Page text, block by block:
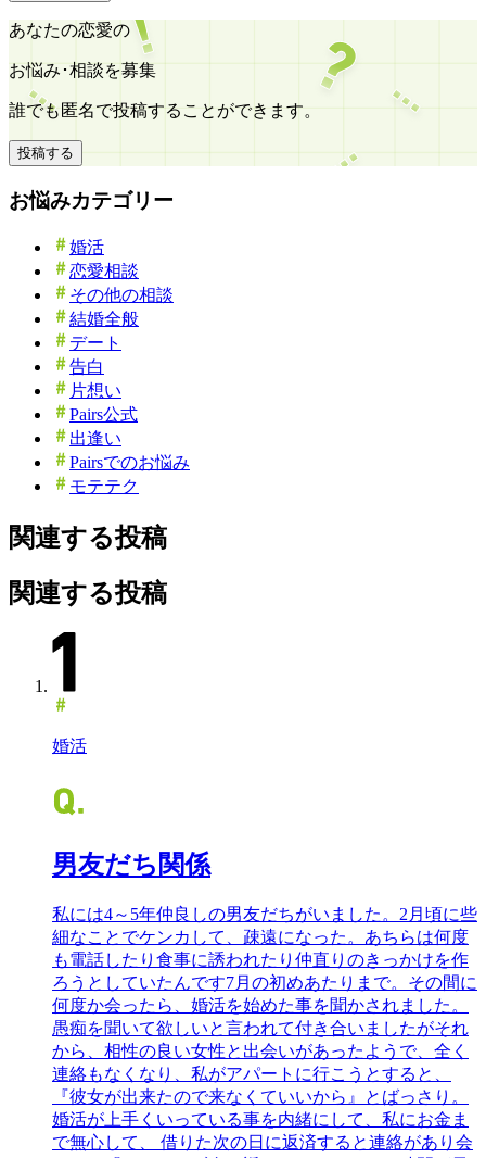
あなたの恋愛の
お悩み･相談を募集
誰でも匿名で投稿することができます。
投稿する
お悩みカテゴリー
婚活
恋愛相談
その他の相談
結婚全般
デート
告白
片想い
Pairs公式
出逢い
Pairsでのお悩み
モテテク
関連する投稿
関連する投稿
婚活
男友だち関係
私には4～5年仲良しの男友だちがいました。2月頃に些
細なことでケンカして、疎遠になった。あちらは何度
も電話したり食事に誘われたり仲直りのきっかけを作
ろうとしていたんです7月の初めあたりまで。その間に
何度か会ったら、婚活を始めた事を聞かされました。
愚痴を聞いて欲しいと言われて付き合いましたがそれ
から、相性の良い女性と出会いがあったようで、全く
連絡もなくなり、私がアパートに行こうとすると、
『彼女が出来たので来なくていいから』とばっさり。
婚活が上手くいっている事を内緒にして、私にお金ま
で無心して、 借りた次の日に返済すると連絡があり会